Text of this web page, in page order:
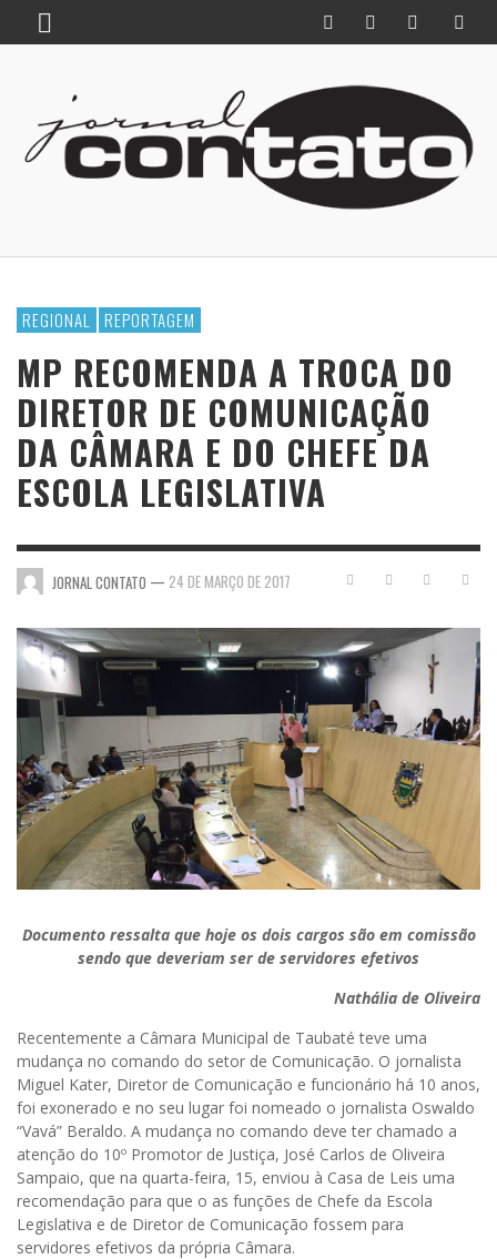
REGIONAL REPORTAGEM
MP RECOMENDA A TROCA DO
DIRETOR DE COMUNICAÇÃO
DA CÂMARA E DO CHEFE DA
ESCOLA LEGISLATIVA
JORNAL CONTATO — 24 DE MARÇO DE 2017
Documento ressalta que hoje os dois cargos são em comissão
sendo que deveriam ser de servidores efetivos
Nathália de Oliveira
Recentemente a Câmara Municipal de Taubaté teve uma
mudança no comando do setor de Comunicação. O jornalista
Miguel Kater, Diretor de Comunicação e funcionário há 10 anos,
foi exonerado e no seu lugar foi nomeado o jornalista Oswaldo
“Vavá” Beraldo. A mudança no comando deve ter chamado a
atenção do 10º Promotor de Justiça, José Carlos de Oliveira
Sampaio, que na quarta-feira, 15, enviou à Casa de Leis uma
recomendação para que o as funções de Chefe da Escola
Legislativa e de Diretor de Comunicação fossem para
servidores efetivos da própria Câmara.